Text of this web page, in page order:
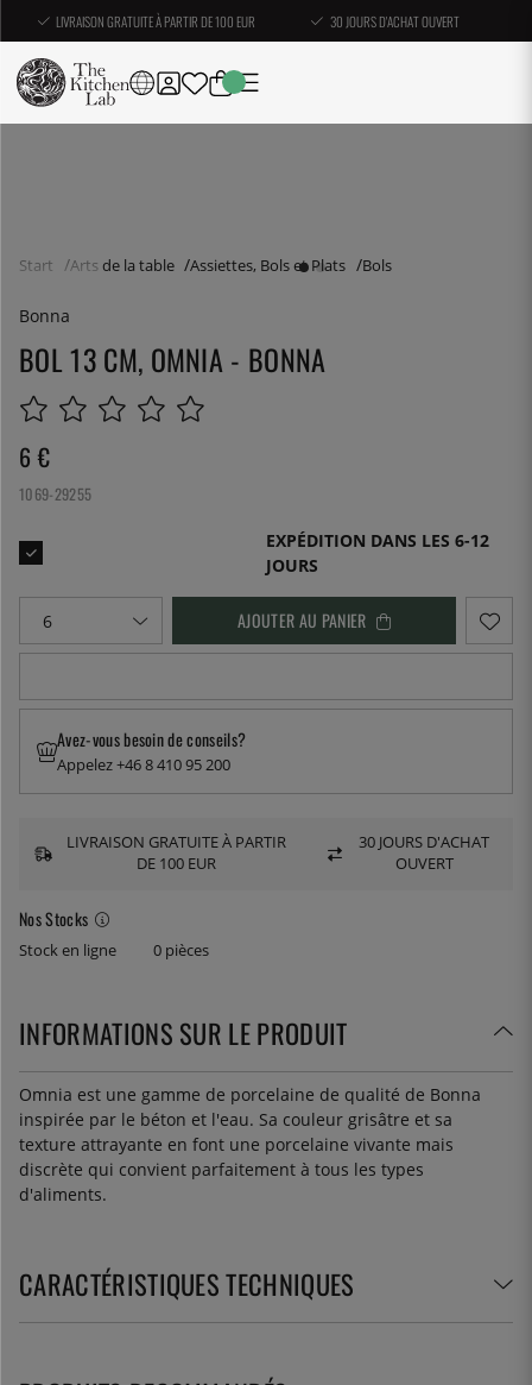
LIVRAISON GRATUITE À PARTIR DE 100 EUR 30 JOURS D'ACHAT OUVERT
Start Arts de la table Assiettes, Bols et Plats Bols
Bonna
BOL 13 CM, OMNIA - BONNA
6 €
1069-29255
EXPÉDITION DANS LES 6-12
JOURS
AJOUTER AU PANIER
Nos Stocks
Stock en ligne 0 pièces
Avez-vous besoin de conseils?
Appelez +46 8 410 95 200
LIVRAISON GRATUITE À PARTIR
DE 100 EUR
30 JOURS D'ACHAT
OUVERT
INFORMATIONS SUR LE PRODUIT
Omnia est une gamme de porcelaine de qualité de Bonna
inspirée par le béton et l'eau. Sa couleur grisâtre et sa
texture attrayante en font une porcelaine vivante mais
discrète qui convient parfaitement à tous les types
d'aliments.
CARACTÉRISTIQUES TECHNIQUES